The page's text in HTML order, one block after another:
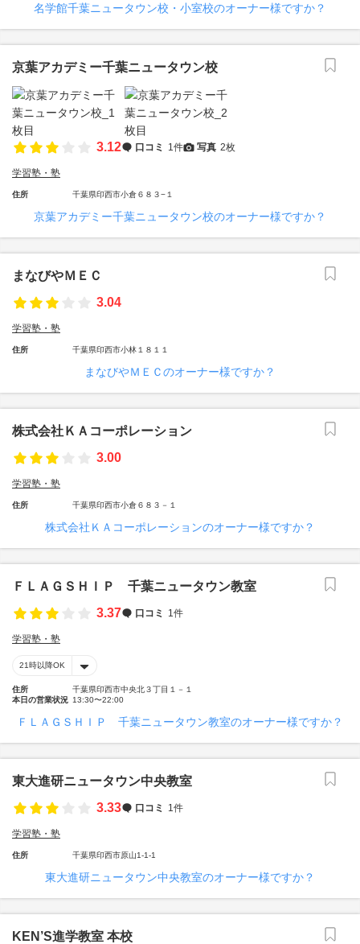
名学館千葉ニュータウン校・小室校のオーナー様ですか？
京葉アカデミー千葉ニュータウン校
3.12 口コミ 1件 写真 2枚
学習塾・塾
住所 千葉県印西市小倉６８３−１
京葉アカデミー千葉ニュータウン校のオーナー様ですか？
まなびやＭＥＣ
3.04
学習塾・塾
住所 千葉県印西市小林１８１１
まなびやＭＥＣのオーナー様ですか？
株式会社ＫＡコーポレーション
3.00
学習塾・塾
住所 千葉県印西市小倉６８３－１
株式会社ＫＡコーポレーションのオーナー様ですか？
ＦＬＡＧＳＨＩＰ 千葉ニュータウン教室
3.37
口コミ 1件
学習塾・塾
21時以降OK
住所
千葉県印西市中央北３丁目１－１
本日の営業状況 13:30〜22:00
ＦＬＡＧＳＨＩＰ 千葉ニュータウン教室のオーナー様ですか？
東大進研ニュータウン中央教室
3.33
口コミ 1件
学習塾・塾
住所 千葉県印西市原山1-1-1
東大進研ニュータウン中央教室のオーナー様ですか？
KEN’S進学教室 本校